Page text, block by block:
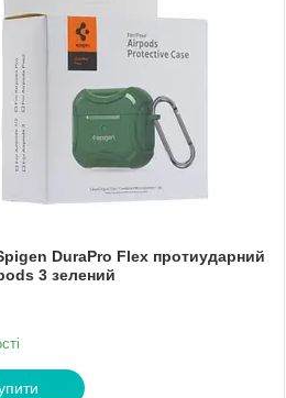
DuraPro Flex протиударний
3 зелений